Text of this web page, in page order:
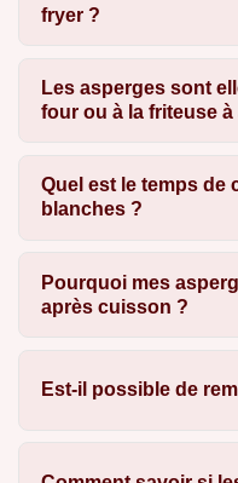
fryer ?
Les asperges sont
four ou à la friteuse à
Quel est le temps de
blanches ?
Pourquoi mes
après cuisson ?
Est-il possible de